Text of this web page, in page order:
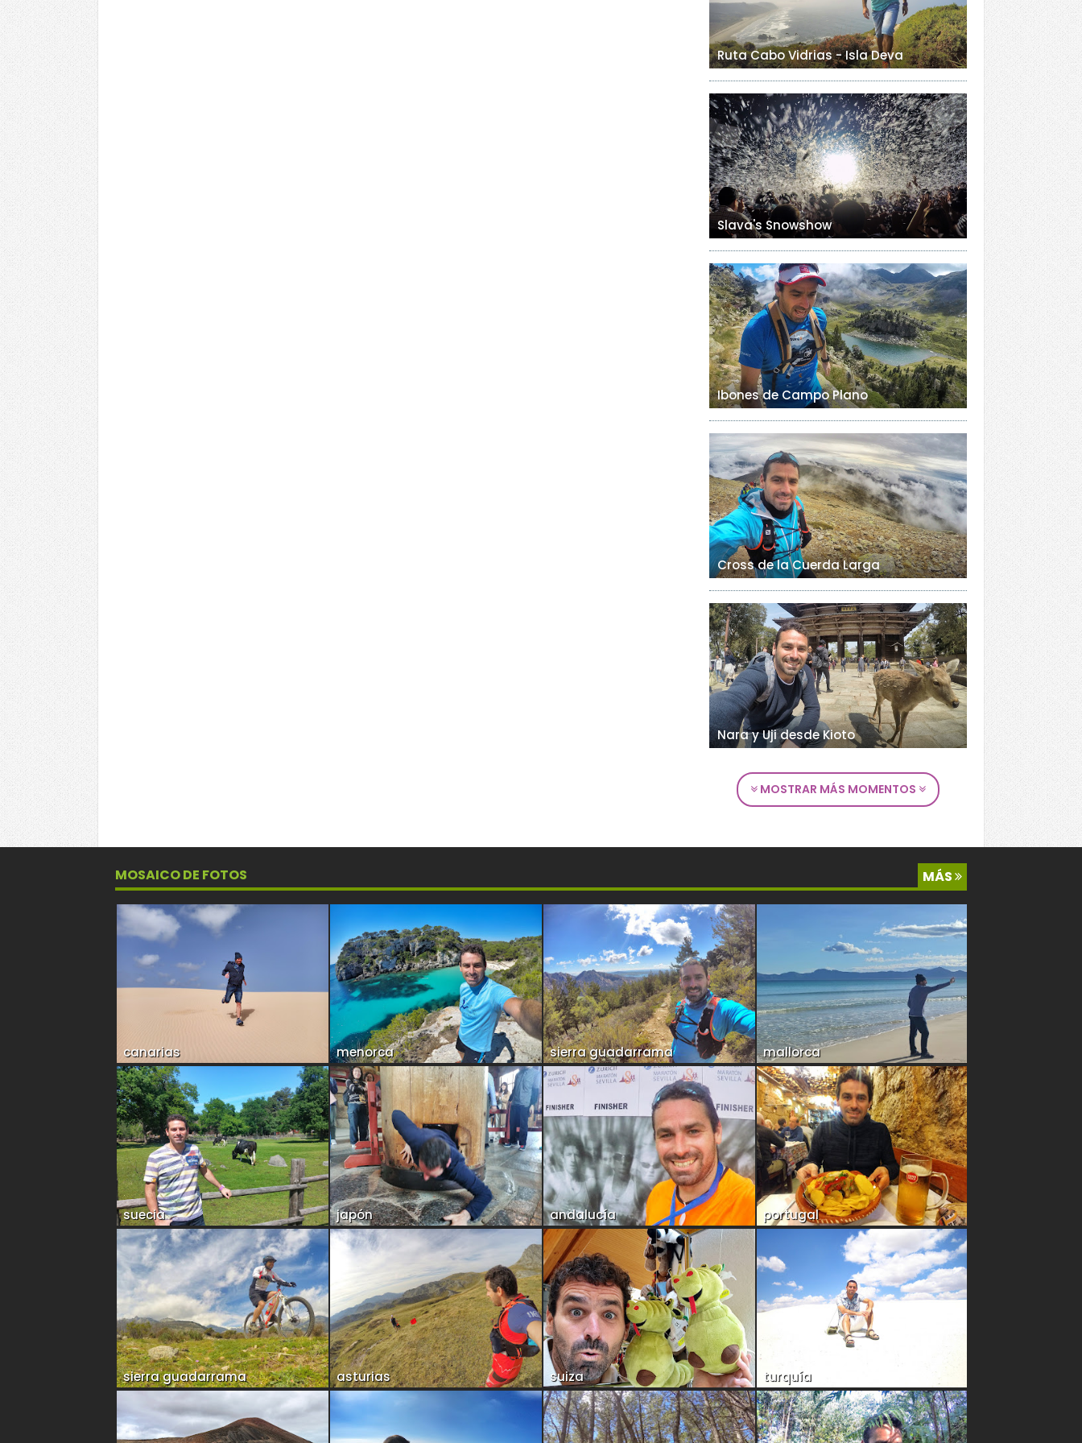
Ruta Cabo Vidrias - Isla Deva
Slava's Snowshow
Ibones de Campo Plano
Cross de la Cuerda Larga
Nara y Uji desde Kioto
MOSTRAR MÁS MOMENTOS
MOSAICO DE FOTOS MÁS
canarias
suecia
sierra guadarrama
menorca
japón
asturias
sierra guadarrama
andalucía
suiza
mallorca
portugal
turquía